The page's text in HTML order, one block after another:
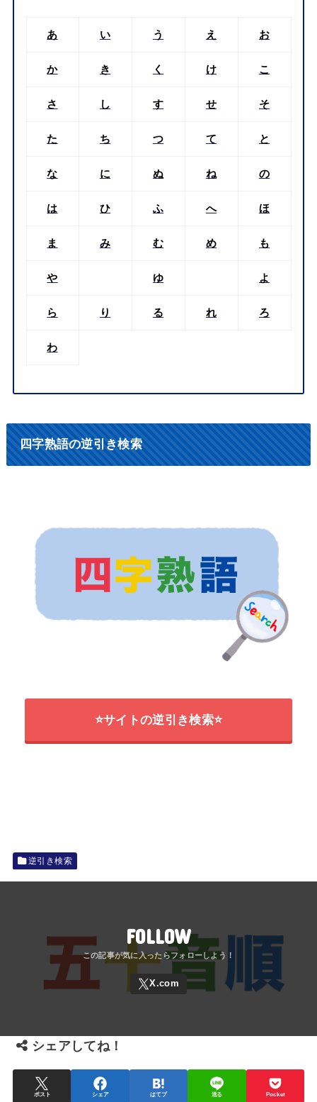
あ い う え お
か き く け こ
さ し す せ そ
た ち つ て と
な に ぬ ね の
は ひ ふ へ ほ
ま み む め も
や ゆ よ
ら り る れ ろ
わ
四字熟語の逆引き検索
⭐サイトの逆引き検索⭐
逆引き検索
FOLLOW
シェアしてね！
ポスト シェア はてブ 送る Pocket